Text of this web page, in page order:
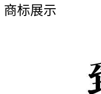
商标展示